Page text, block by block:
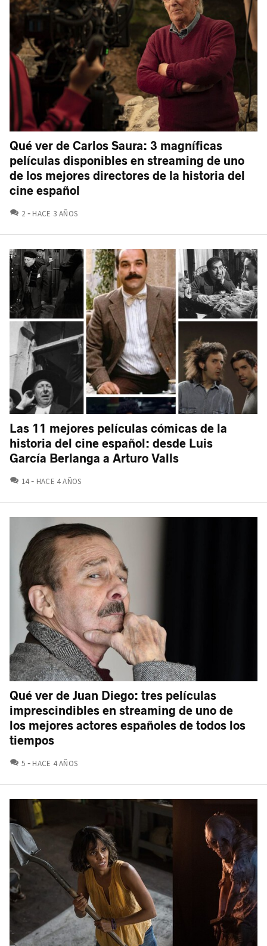
Qué ver de Carlos Saura: 3 magníficas
películas disponibles en streaming de uno
de los mejores directores de la historia del
cine español
2 COMENTARIOS
HACE 3 AÑOS
Las 11 mejores películas cómicas de la
historia del cine español: desde Luis
García Berlanga a Arturo Valls
14 COMENTARIOS
HACE 4 AÑOS
Qué ver de Juan Diego: tres películas
imprescindibles en streaming de uno de
los mejores actores españoles de todos los
tiempos
5 COMENTARIOS
HACE 4 AÑOS